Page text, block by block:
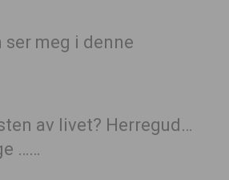
ser meg i denne
av livet? Herregud…
……